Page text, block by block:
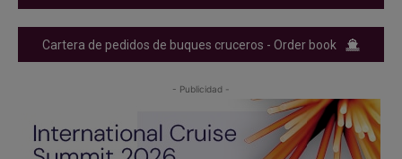
Cartera de pedidos de buques cruceros - Order book
- Publicidad -